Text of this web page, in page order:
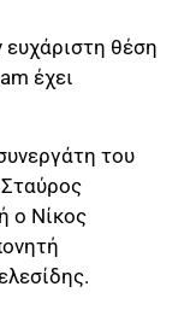
ευχάριστη θέση
έχει
του
ο Νίκος